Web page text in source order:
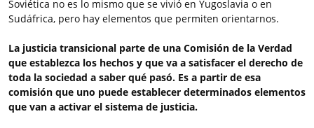
Soviética no es lo mismo que se vivió en Yugoslavia o en
Sudáfrica, pero hay elementos que permiten orientarnos.
La justicia transicional parte de una Comisión de la Verdad
que establezca los hechos y que va a satisfacer el derecho de
toda la sociedad a saber qué pasó. Es a partir de esa
comisión que uno puede establecer determinados elementos
que van a activar el sistema de justicia.